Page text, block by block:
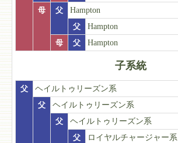
母
父
Hampton
父
Hampton
母
父 Hampton
子系統
父
ヘイルトゥリーズン系
父
ヘイルトゥリーズン系
父
ヘイルトゥリーズン系
父
ロイヤルチャージャー系